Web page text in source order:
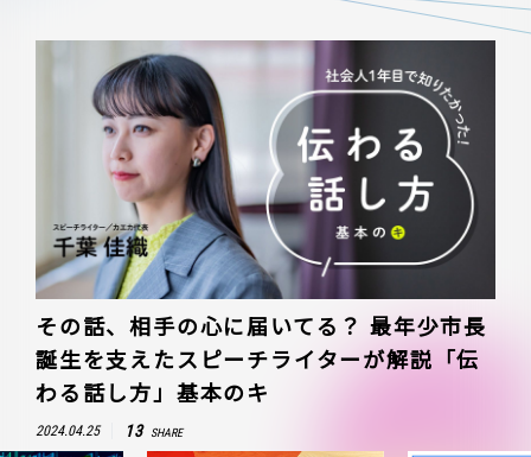
その話、相手の心に届いてる？ 最年少市長
誕生を支えたスピーチライターが解説「伝
わる話し方」基本のキ
2024.04.25 13 SHARE